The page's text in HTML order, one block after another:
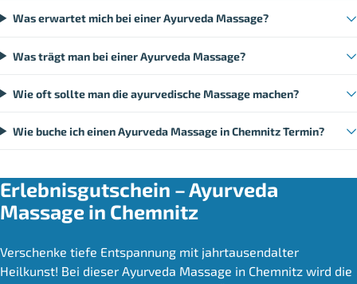
Was erwartet mich bei einer Ayurveda Massage?
Was trägt man bei einer Ayurveda Massage?
Wie oft sollte man die ayurvedische Massage machen?
Wie buche ich einen Ayurveda Massage in Chemnitz Termin?
Erlebnisgutschein – Ayurveda
Massage in Chemnitz
Verschenke tiefe Entspannung mit jahrtausendalter
Heilkunst! Bei dieser Ayurveda Massage in Chemnitz wird die